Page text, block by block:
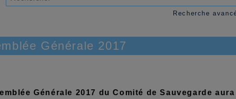
Recherche
Générale 2017
Générale 2017 du Comité de Sauvegarde